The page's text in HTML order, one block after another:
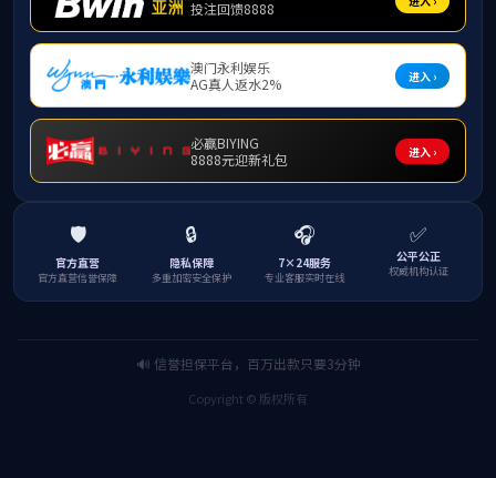
党员风采
工会工作
关工委工作
党建动态
入党公示
党建活动